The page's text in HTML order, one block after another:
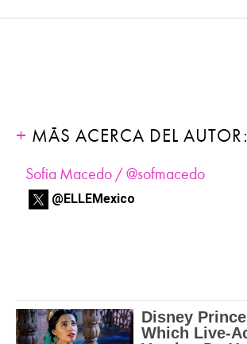
MÁS ACERCA DEL AUTOR:
Sofia Macedo / @sofmacedo
@ELLEMexico